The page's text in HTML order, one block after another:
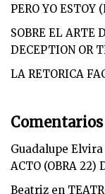
PERO YO ESTOY
SOBRE EL ARTE
DECEPTION OR
LA RETORICA
Guadalupe
ACTO (OBRA 22)
Beatriz en